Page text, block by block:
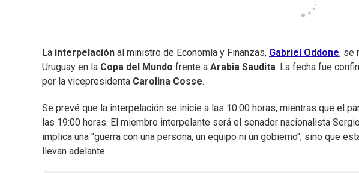
La interpelación al ministro de Economía y Finanzas, Gabriel Oddone, se
Uruguay en la Copa del Mundo frente a Arabia Saudita. La fecha fue
por la vicepresidenta Carolina Cosse.
Se prevé que la interpelación se inicie a las 10:00 horas, mientras que el
las 19:00 horas. El miembro interpelante será el senador nacionalista
implica una "guerra con una persona, un equipo ni un gobierno", sino que
llevan adelante.